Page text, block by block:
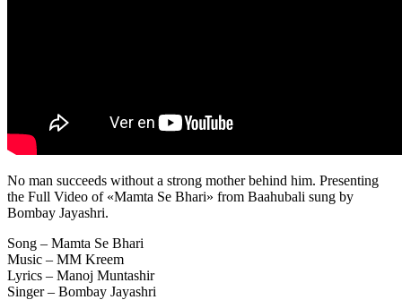
No man succeeds without a strong mother behind him. Presenting
the Full Video of «Mamta Se Bhari» from Baahubali sung by
Bombay Jayashri.
Song – Mamta Se Bhari
Music – MM Kreem
Lyrics – Manoj Muntashir
Singer – Bombay Jayashri